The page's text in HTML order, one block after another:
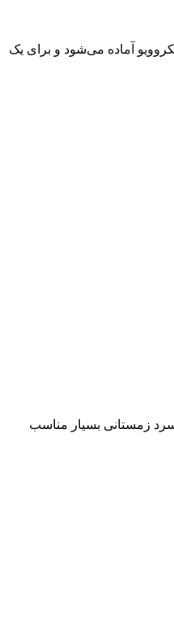
آماده می‌شود و برای یک
زمستانی بسیار مناسب